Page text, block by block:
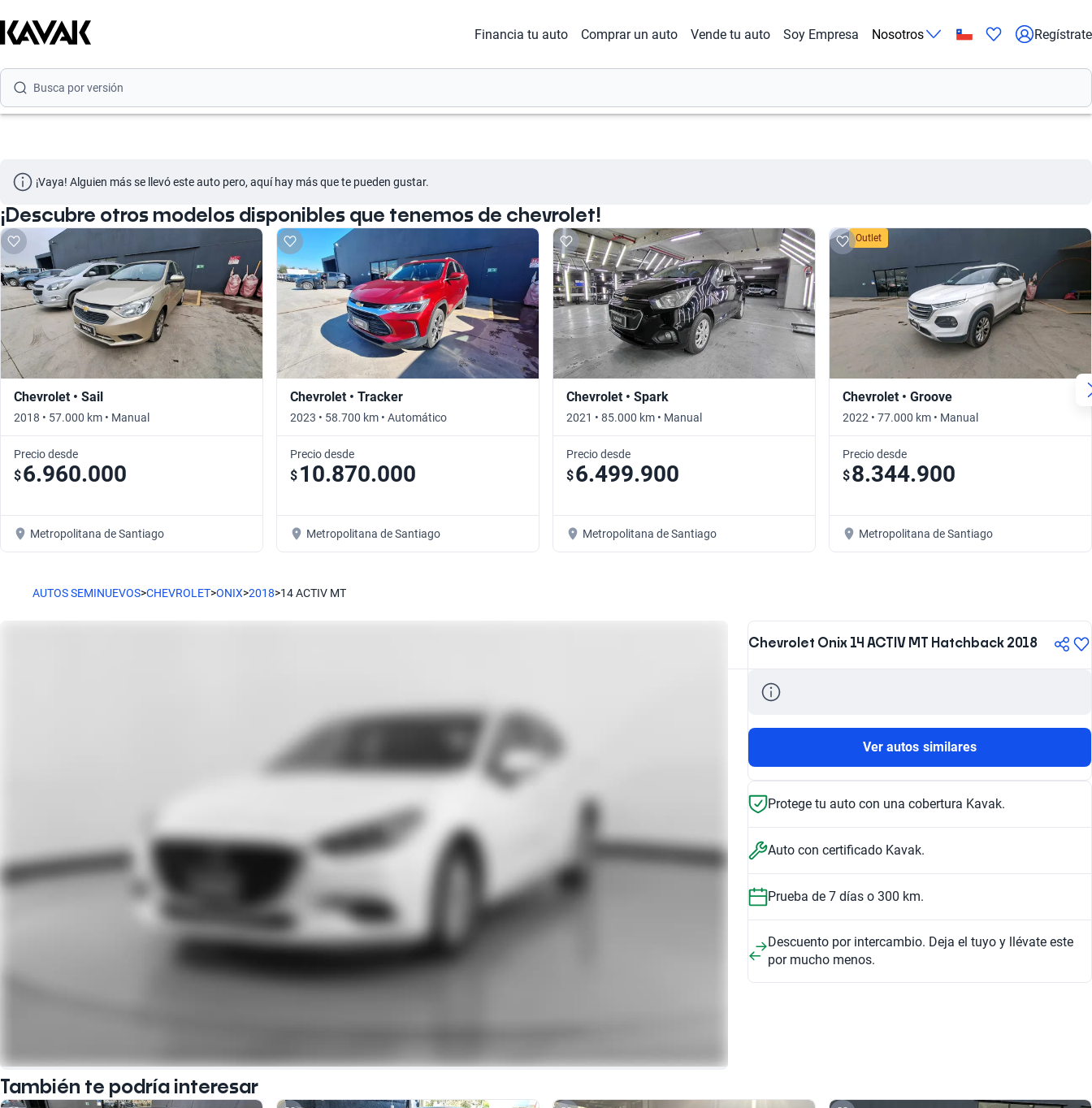
Financia tu auto Comprar un auto Vende tu auto Soy Empresa Nosotros Regístrate
Busca por versión
Busca por versión
Busca por año
¡Vaya! Alguien más se llevó este auto pero, aquí hay más que te pueden gustar.
¡Descubre otros modelos disponibles que tenemos de chevrolet!
Chevrolet • Sail
2018 • 57.000 km • Manual
Precio desde
$6.960.000
Metropolitana de Santiago
Chevrolet • Tracker
2023 • 58.700 km • Automático
Precio desde
$ 10.870.000
Metropolitana de Santiago
Chevrolet • Spark
2021 • 85.000 km • Manual
Precio desde
$6.499.900
Metropolitana de Santiago
Outlet
Chevrolet • Groove
2022 • 77.000 km • Manual
Precio desde
$8.344.900
Metropolitana de Santiago
AUTOS SEMINUEVOS>CHEVROLET>ONIX>2018>14 ACTIV MT
Chevrolet Onix 14 ACTIV MT Hatchback 2018
Ver autos similares
Protege tu auto con una cobertura Kavak.
Auto con certificado Kavak.
Prueba de 7 días o 300 km.
Descuento por intercambio. Deja el tuyo y llévate este
por mucho menos.
También te podría interesar